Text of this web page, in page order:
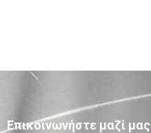
Επικοινωνήστε μαζί μας